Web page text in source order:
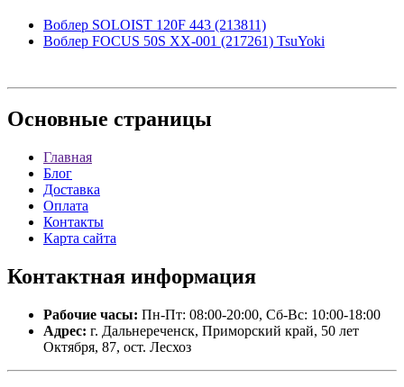
Воблер SOLOIST 120F 443 (213811)
Воблер FOCUS 50S XX-001 (217261) TsuYoki
Основные страницы
Главная
Блог
Доставка
Оплата
Контакты
Карта сайта
Контактная информация
Рабочие часы: Пн-Пт: 08:00-20:00, Сб-Вс: 10:00-18:00
Адрес: г. Дальнереченск, Приморский край, 50 лет
Октября, 87, ост. Лесхоз